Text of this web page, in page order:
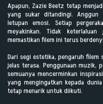
Apapun, Zazie Beetz tetap
yang sukar ditandingi. Anggun
letupan emosi. Setiap
meyakinkan. Tidak
memastikan filem ini terus
Dari segi estetika, pengaruh filem
jelas terasa. Penggunaan muzik,
semuanya mencerminkan
yang mengingatkan kepada
tetap menarik untuk diikuti.